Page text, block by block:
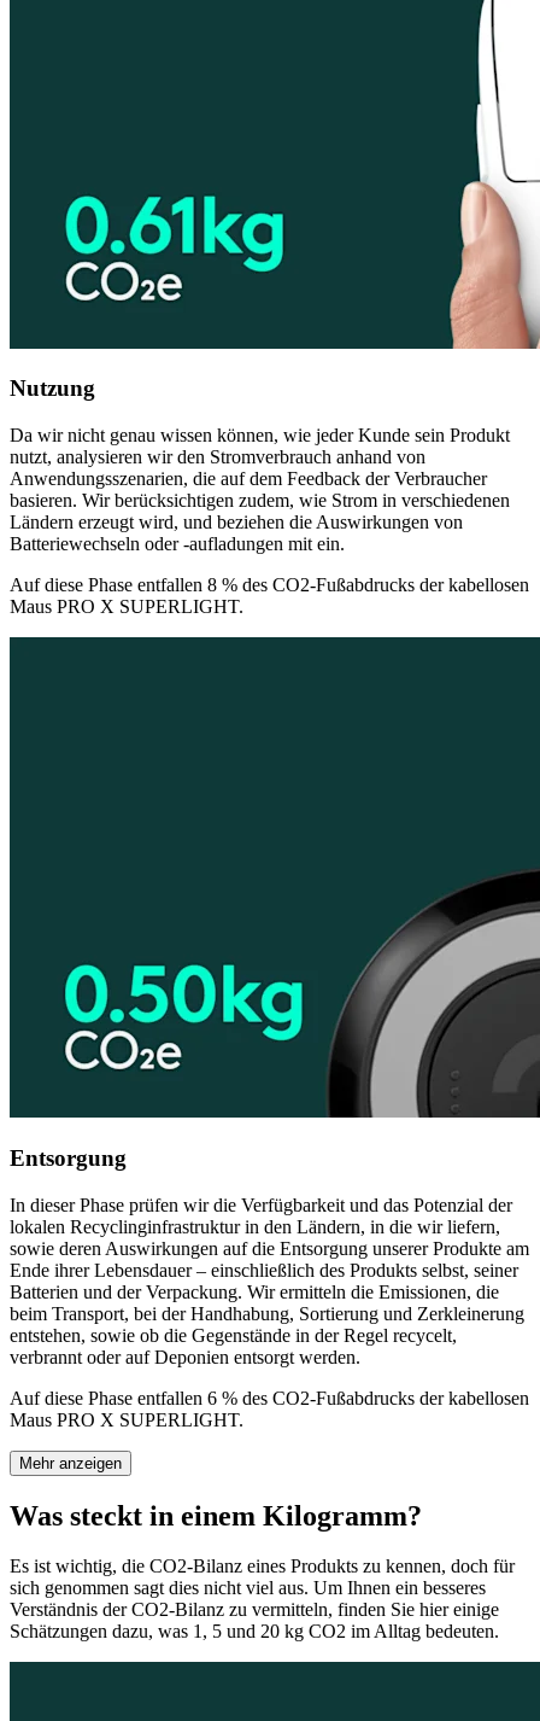
Nutzung
Da wir nicht genau wissen können, wie jeder Kunde sein Produkt
nutzt, analysieren wir den Stromverbrauch anhand von
Anwendungsszenarien, die auf dem Feedback der Verbraucher
basieren. Wir berücksichtigen zudem, wie Strom in verschiedenen
Ländern erzeugt wird, und beziehen die Auswirkungen von
Batteriewechseln oder -aufladungen mit ein.
Auf diese Phase entfallen 8 % des CO2-Fußabdrucks der kabellosen
Maus PRO X SUPERLIGHT.
Entsorgung
In dieser Phase prüfen wir die Verfügbarkeit und das Potenzial der
lokalen Recyclinginfrastruktur in den Ländern, in die wir liefern,
sowie deren Auswirkungen auf die Entsorgung unserer Produkte am
Ende ihrer Lebensdauer – einschließlich des Produkts selbst, seiner
Batterien und der Verpackung. Wir ermitteln die Emissionen, die
beim Transport, bei der Handhabung, Sortierung und Zerkleinerung
entstehen, sowie ob die Gegenstände in der Regel recycelt,
verbrannt oder auf Deponien entsorgt werden.
Auf diese Phase entfallen 6 % des CO2-Fußabdrucks der kabellosen
Maus PRO X SUPERLIGHT.
Mehr anzeigen
Was steckt in einem Kilogramm?
Es ist wichtig, die CO2-Bilanz eines Produkts zu kennen, doch für
sich genommen sagt dies nicht viel aus. Um Ihnen ein besseres
Verständnis der CO2-Bilanz zu vermitteln, finden Sie hier einige
Schätzungen dazu, was 1, 5 und 20 kg CO2 im Alltag bedeuten.